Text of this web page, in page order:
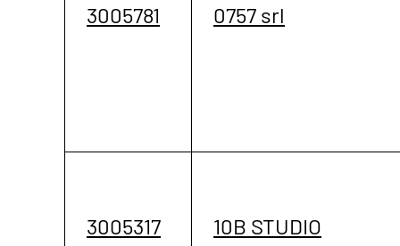
3005781 0757 srl
3005317 10B STUDIO